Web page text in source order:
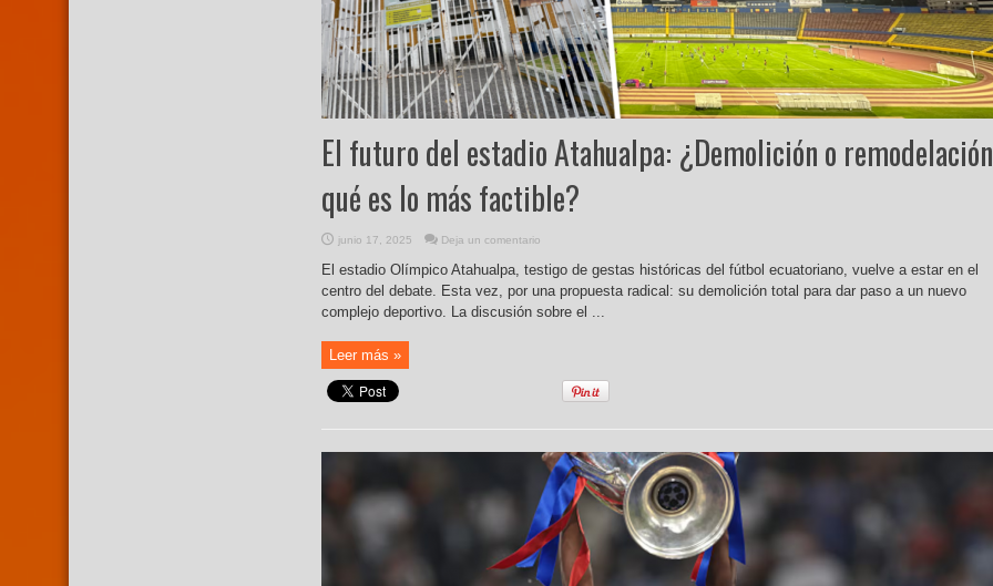
El futuro del estadio Atahualpa: ¿Demolición o
qué es lo más factible?
junio 17, 2025 Deja un comentario
El estadio Olímpico Atahualpa, testigo de gestas históricas del fútbol ecuatoriano, vuelve a estar en el
centro del debate. Esta vez, por una propuesta radical: su demolición total para dar paso a un nuevo
complejo deportivo. La discusión sobre el ...
Leer más »